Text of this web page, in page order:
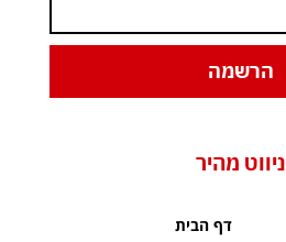
הרשמה
ניווט מהיר
דף הבית